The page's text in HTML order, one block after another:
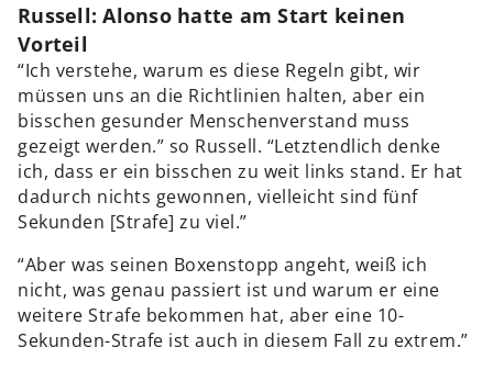
Russell: Alonso hatte am Start keinen
Vorteil
“Ich verstehe, warum es diese Regeln gibt, wir
müssen uns an die Richtlinien halten, aber ein
bisschen gesunder Menschenverstand muss
gezeigt werden.” so Russell. “Letztendlich denke
ich, dass er ein bisschen zu weit links stand. Er hat
dadurch nichts gewonnen, vielleicht sind fünf
Sekunden [Strafe] zu viel.”
“Aber was seinen Boxenstopp angeht, weiß ich
nicht, was genau passiert ist und warum er eine
weitere Strafe bekommen hat, aber eine 10-
Sekunden-Strafe ist auch in diesem Fall zu extrem.”